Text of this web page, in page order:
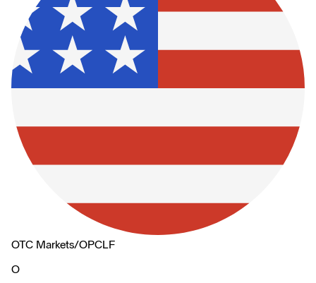
OTC Markets/OPCLF
O